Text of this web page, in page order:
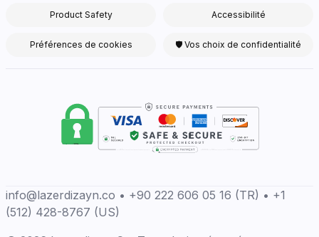
Product Safety Accessibilité
Préférences de cookies 🛡 Vos choix de confidentialité
info@lazerdizayn.co • +90 222 606 05 16 (TR) • +1
(512) 428-8767 (US)